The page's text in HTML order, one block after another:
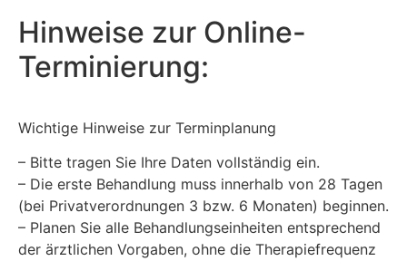
Hinweise zur Online-
Terminierung:
Wichtige Hinweise zur Terminplanung
– Bitte tragen Sie Ihre Daten vollständig ein.
– Die erste Behandlung muss innerhalb von 28 Tagen
(bei Privatverordnungen 3 bzw. 6 Monaten) beginnen.
– Planen Sie alle Behandlungseinheiten entsprechend
der ärztlichen Vorgaben, ohne die Therapiefrequenz